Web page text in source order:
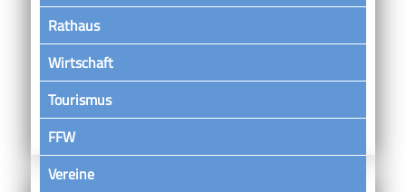
Rathaus
Wirtschaft
Tourismus
FFW
VereineSatzungen